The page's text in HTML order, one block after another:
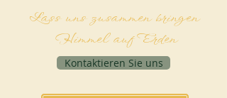
Lass uns zusammen bringen
Himmel auf Erden
Kontaktieren Sie uns